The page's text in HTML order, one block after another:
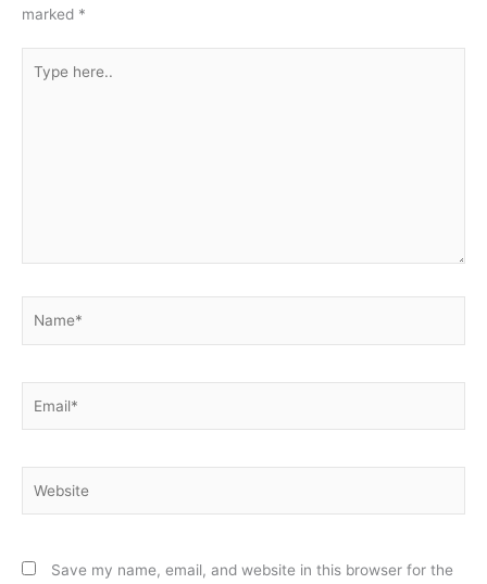
marked *
here..
Save my name, email, and website in this browser for the